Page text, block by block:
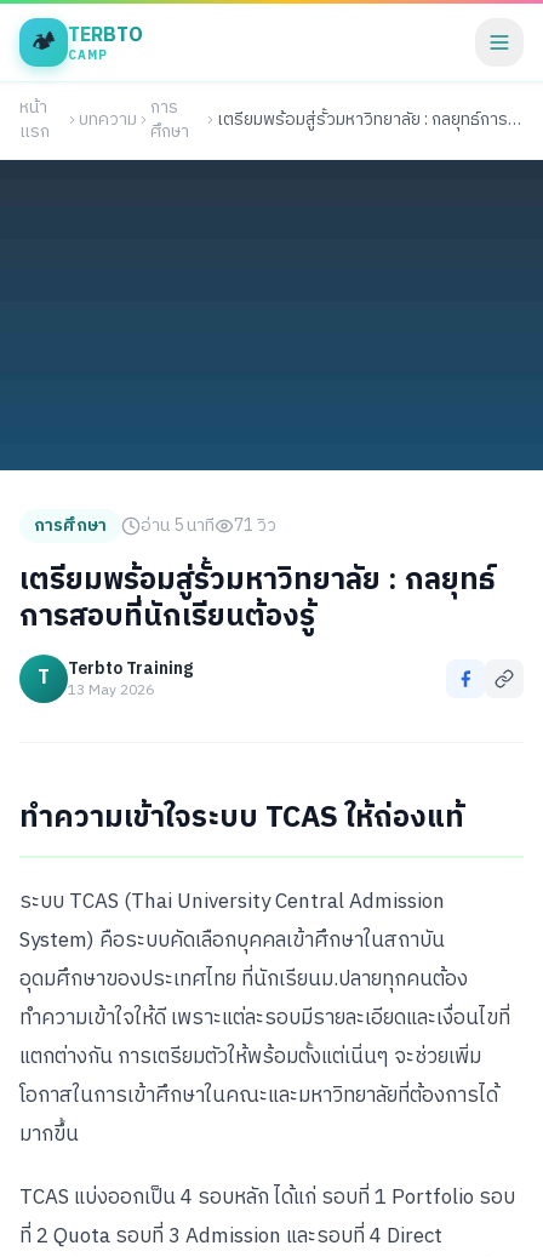
🏕️ TERBTO
CAMP
หน้า
แรก
บทความ การ
ศึกษา
เตรียมพร้อมสู่รั้วมหาวิทยาลัย : กลยุทธ์การสอบที่นักเรียนต้องรู้
การศึกษา อ่าน 5 นาที 71 วิว
เตรียมพร้อมสู่รั้วมหาวิทยาลัย : กลยุทธ์
การสอบที่นักเรียนต้องรู้
T Terbto Training
13 May 2026
ทำความเข้าใจระบบ TCAS ให้ถ่องแท้
ระบบ TCAS (Thai University Central Admission
System) คือระบบคัดเลือกบุคคลเข้าศึกษาในสถาบัน
อุดมศึกษาของประเทศไทย ที่นักเรียนม.ปลายทุกคนต้อง
ทำความเข้าใจให้ดี เพราะแต่ละรอบมีรายละเอียดและเงื่อนไขที่
แตกต่างกัน การเตรียมตัวให้พร้อมตั้งแต่เนิ่นๆ จะช่วยเพิ่ม
โอกาสในการเข้าศึกษาในคณะและมหาวิทยาลัยที่ต้องการได้
มากขึ้น
TCAS แบ่งออกเป็น 4 รอบหลัก ได้แก่ รอบที่ 1 Portfolio รอบ
ที่ 2 Quota รอบที่ 3 Admission และรอบที่ 4 Direct